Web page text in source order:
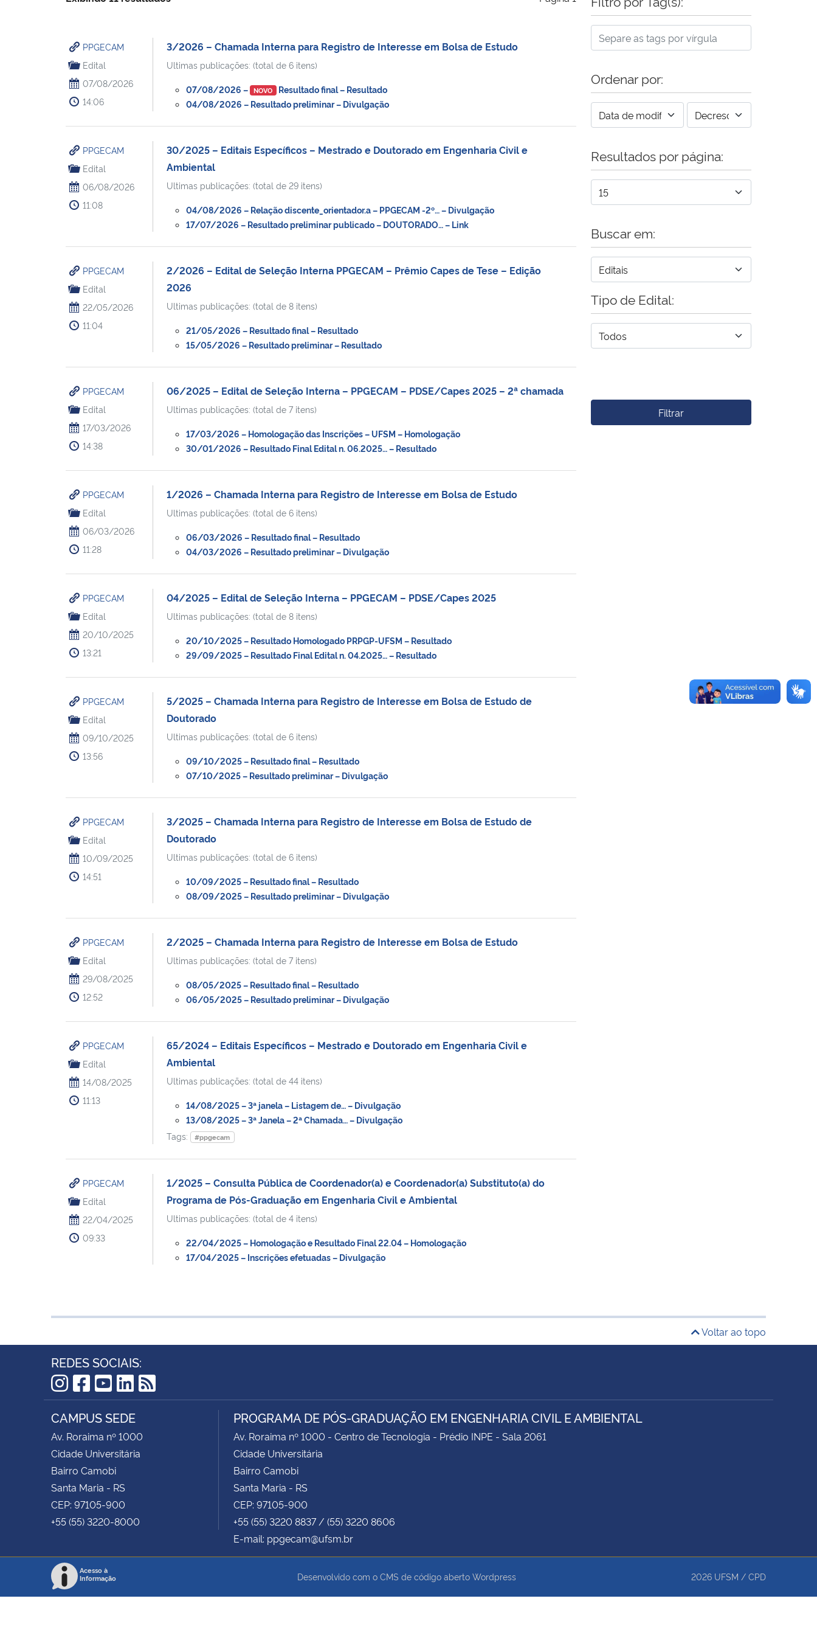
PPGECAM
Edital
07/08/2026
14:06
3/2026 – Chamada Interna para Registro de Interesse em Bolsa de Estudo
Ultimas publicações: (total de 6 itens)
07/08/2026 – NOVO
Resultado final – Resultado
04/08/2026 – Resultado preliminar – Divulgação
PPGECAM
Edital
06/08/2026
11:08
30/2025 – Editais Específicos – Mestrado e Doutorado em Engenharia Civil e
Ambiental
Ultimas publicações: (total de 29 itens)
04/08/2026 – Relação discente_orientador.a – PPGECAM -2º… – Divulgação
17/07/2026 – Resultado preliminar publicado – DOUTORADO… – Link
PPGECAM
Edital
22/05/2026
11:04
2/2026 – Edital de Seleção Interna PPGECAM – Prêmio Capes de Tese – Edição
2026
Ultimas publicações: (total de 8 itens)
21/05/2026 – Resultado final – Resultado
15/05/2026 – Resultado preliminar – Resultado
PPGECAM
Edital
17/03/2026
14:38
06/2025 – Edital de Seleção Interna – PPGECAM – PDSE/Capes 2025 – 2ª chamada
Ultimas publicações: (total de 7 itens)
17/03/2026 – Homologação das Inscrições – UFSM – Homologação
30/01/2026 – Resultado Final Edital n. 06.2025… – Resultado
PPGECAM
Edital
06/03/2026
11:28
1/2026 – Chamada Interna para Registro de Interesse em Bolsa de Estudo
Ultimas publicações: (total de 6 itens)
06/03/2026 – Resultado final – Resultado
04/03/2026 – Resultado preliminar – Divulgação
PPGECAM
Edital
20/10/2025
13:21
04/2025 – Edital de Seleção Interna – PPGECAM – PDSE/Capes 2025
Ultimas publicações: (total de 8 itens)
20/10/2025 – Resultado Homologado PRPGP-UFSM – Resultado
29/09/2025 – Resultado Final Edital n. 04.2025… – Resultado
PPGECAM
Edital
09/10/2025
13:56
5/2025 – Chamada Interna para Registro de Interesse em Bolsa de Estudo de
Doutorado
Ultimas publicações: (total de 6 itens)
09/10/2025 – Resultado final – Resultado
07/10/2025 – Resultado preliminar – Divulgação
PPGECAM
Edital
10/09/2025
14:51
3/2025 – Chamada Interna para Registro de Interesse em Bolsa de Estudo de
Doutorado
Ultimas publicações: (total de 6 itens)
10/09/2025 – Resultado final – Resultado
08/09/2025 – Resultado preliminar – Divulgação
PPGECAM
Edital
29/08/2025
12:52
2/2025 – Chamada Interna para Registro de Interesse em Bolsa de Estudo
Ultimas publicações: (total de 7 itens)
08/05/2025 – Resultado final – Resultado
06/05/2025 – Resultado preliminar – Divulgação
PPGECAM
Edital
14/08/2025
11:13
65/2024 – Editais Específicos – Mestrado e Doutorado em Engenharia Civil e
Ambiental
Ultimas publicações: (total de 44 itens)
14/08/2025 – 3ª janela – Listagem de… – Divulgação
13/08/2025 – 3ª Janela – 2ª Chamada… – Divulgação
Tags:
#ppgecam
PPGECAM
Edital
22/04/2025
09:33
1/2025 – Consulta Pública de Coordenador(a) e Coordenador(a) Substituto(a) do
Programa de Pós-Graduação em Engenharia Civil e Ambiental
Ultimas publicações: (total de 4 itens)
22/04/2025 – Homologação e Resultado Final 22.04 – Homologação
17/04/2025 – Inscrições efetuadas – Divulgação
Ordenar por:
Resultados por página:
Buscar em:
Tipo de Edital:
Filtrar
Voltar ao topo
REDES SOCIAIS:
Instagram
Facebook
YouTube
LinkedIn
RSS
CAMPUS SEDE
Av. Roraima nº 1000
Cidade Universitária
Bairro Camobi
Santa Maria - RS
CEP: 97105-900
+55 (55) 3220-8000
PROGRAMA DE PÓS-GRADUAÇÃO EM ENGENHARIA CIVIL E AMBIENTAL
Av. Roraima nº 1000 - Centro de Tecnologia - Prédio INPE - Sala 2061
Cidade Universitária
Bairro Camobi
Santa Maria - RS
CEP: 97105-900
+55 (55) 3220 8837 / (55) 3220 8606
E-mail: ppgecam@ufsm.br
Acesso à
Informação
Desenvolvido com o CMS de código aberto Wordpress 2026 UFSM / CPD